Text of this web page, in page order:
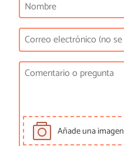
Añade una imagen